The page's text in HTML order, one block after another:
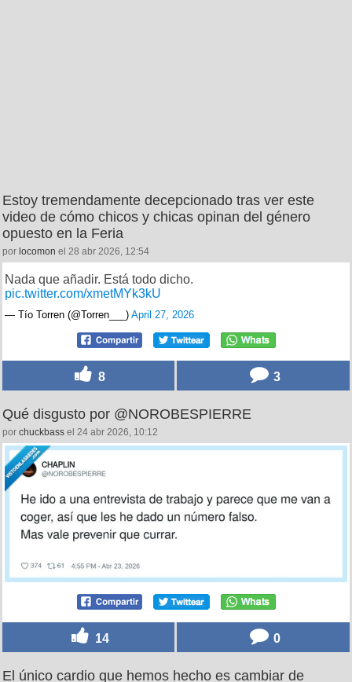
Estoy tremendamente decepcionado tras ver este
video de cómo chicos y chicas opinan del género
opuesto en la Feria
por locomon el 28 abr 2026, 12:54
Nada que añadir. Está todo dicho.
pic.twitter.com/xmetMYk3kU
— Tío Torren (@Torren___) April 27, 2026
8 3
Qué disgusto por @NOROBESPIERRE
por chuckbass el 24 abr 2026, 10:12
14 0
El único cardio que hemos hecho es cambiar de